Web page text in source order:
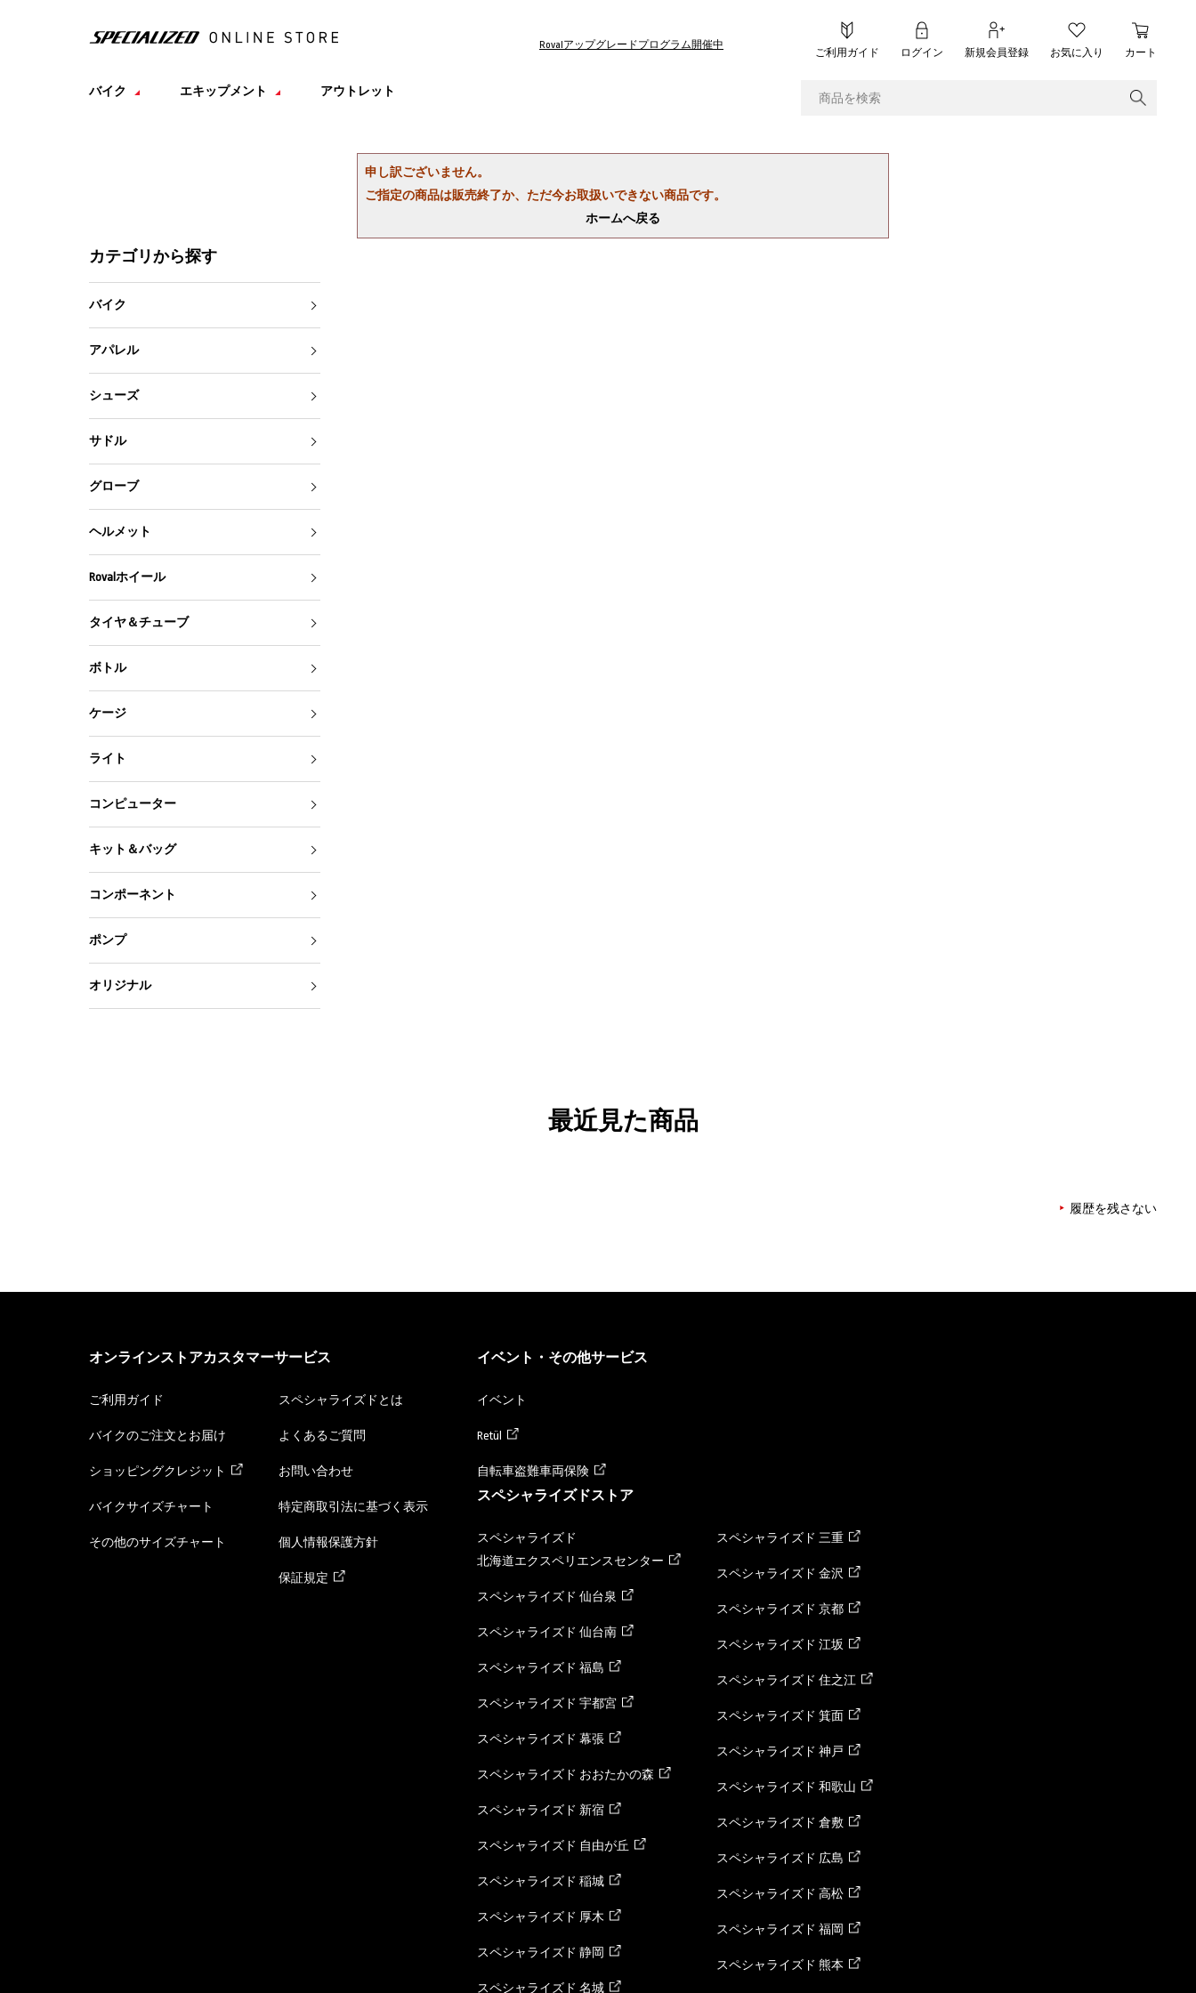
Rovalアップグレードプログラム開催中
ご利用ガイド ログイン 新規会員登録 お気に入り カート
バイク エキップメント アウトレット
申し訳ございません。
ご指定の商品は販売終了か、ただ今お取扱いできない商品です。
ホームへ戻る
カテゴリから探す
バイク
アパレル
シューズ
サドル
グローブ
ヘルメット
Rovalホイール
タイヤ＆チューブ
ボトル
ケージ
ライト
コンピューター
キット＆バッグ
コンポーネント
ポンプ
オリジナル
最近見た商品
履歴を残さない
オンラインストアカスタマーサービス
ご利用ガイド
バイクのご注文とお届け
ショッピングクレジット
バイクサイズチャート
その他のサイズチャート
スペシャライズドとは
よくあるご質問
お問い合わせ
特定商取引法に基づく表示
個人情報保護方針
保証規定
イベント・その他サービス
イベント
Retül
自転車盗難車両保険
スペシャライズドストア
スペシャライズド
北海道エクスペリエンスセンター
スペシャライズド 仙台泉
スペシャライズド 仙台南
スペシャライズド 福島
スペシャライズド 宇都宮
スペシャライズド 幕張
スペシャライズド おおたかの森
スペシャライズド 新宿
スペシャライズド 自由が丘
スペシャライズド 稲城
スペシャライズド 厚木
スペシャライズド 静岡
スペシャライズド 名城
スペシャライズド 三重
スペシャライズド 金沢
スペシャライズド 京都
スペシャライズド 江坂
スペシャライズド 住之江
スペシャライズド 箕面
スペシャライズド 神戸
スペシャライズド 和歌山
スペシャライズド 倉敷
スペシャライズド 広島
スペシャライズド 高松
スペシャライズド 福岡
スペシャライズド 熊本